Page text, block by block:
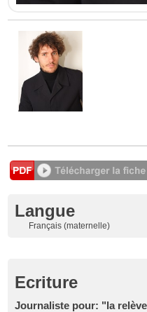
Langue
Français (maternelle)
Ecriture
Journaliste pour: "la